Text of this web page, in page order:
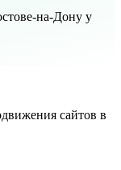
на-Дону у
сайтов в